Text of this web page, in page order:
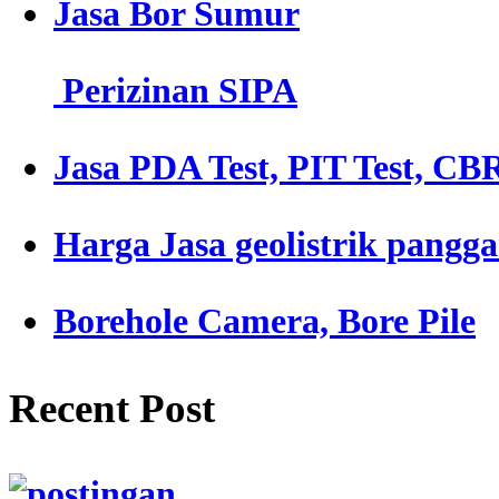
Jasa Bor Sumur
Perizinan SIPA
Jasa PDA Test, PIT Test,
Harga Jasa geolistrik
Borehole Camera, Bore Pile
Recent Post